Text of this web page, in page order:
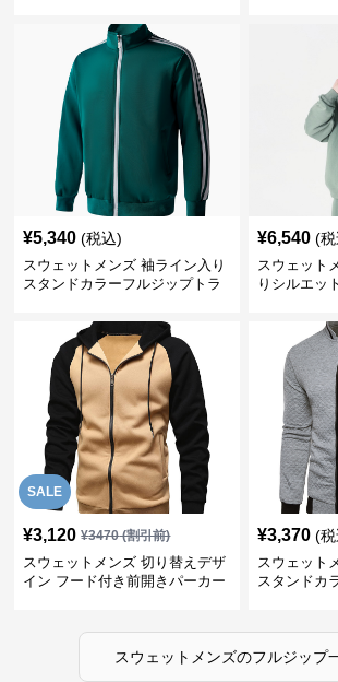
¥5,340 (税込)
スウェットメンズ 袖ライン入り
スタンドカラーフルジップトラ
¥6,540 (
スウェット
りシルエッ
SALE
¥3,120 ¥3470(割引前)
スウェットメンズ 切り替えデザ
イン フード付き前開きパーカー
¥3,370 (
スウェット
スタンドカ
スウェットメンズのフルジップ